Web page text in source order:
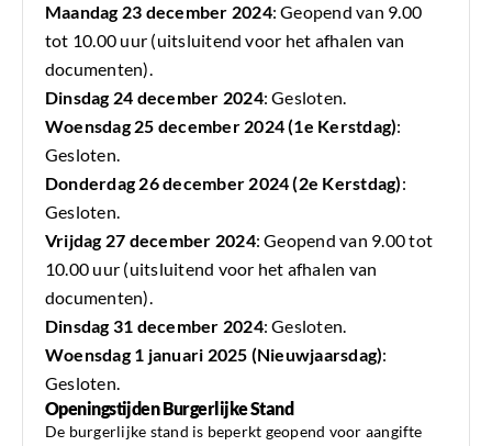
Maandag 23 december 2024: Geopend van 9.00
tot 10.00 uur (uitsluitend voor het afhalen van
documenten).
Dinsdag 24 december 2024: Gesloten.
Woensdag 25 december 2024 (1e Kerstdag):
Gesloten.
Donderdag 26 december 2024 (2e Kerstdag):
Gesloten.
Vrijdag 27 december 2024: Geopend van 9.00 tot
10.00 uur (uitsluitend voor het afhalen van
documenten).
Dinsdag 31 december 2024: Gesloten.
Woensdag 1 januari 2025 (Nieuwjaarsdag):
Gesloten.
Openingstijden Burgerlijke Stand
De burgerlijke stand is beperkt geopend voor aangifte